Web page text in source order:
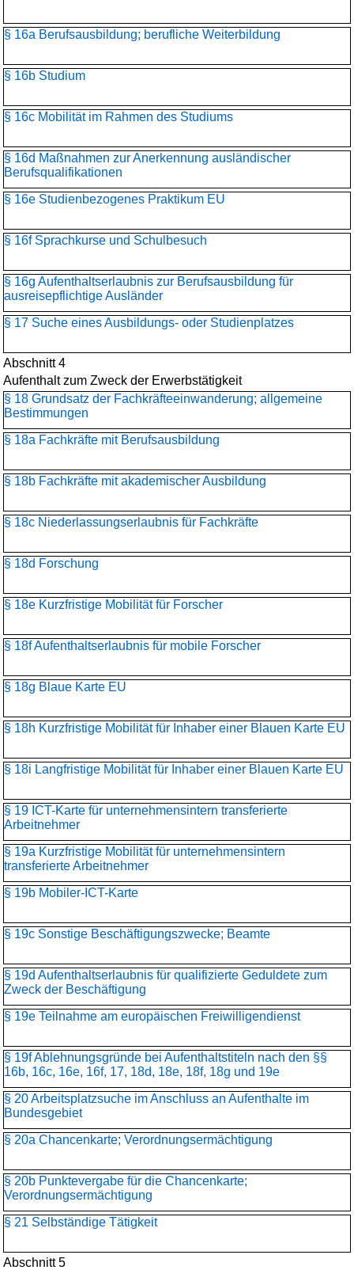
§ 16a Berufsausbildung; berufliche Weiterbildung
§ 16b Studium
§ 16c Mobilität im Rahmen des Studiums
§ 16d Maßnahmen zur Anerkennung ausländischer
Berufsqualifikationen
§ 16e Studienbezogenes Praktikum EU
§ 16f Sprachkurse und Schulbesuch
§ 16g Aufenthaltserlaubnis zur Berufsausbildung für
ausreisepflichtige Ausländer
§ 17 Suche eines Ausbildungs- oder Studienplatzes
Abschnitt 4
Aufenthalt zum Zweck der Erwerbstätigkeit
§ 18 Grundsatz der Fachkräfteeinwanderung; allgemeine
Bestimmungen
§ 18a Fachkräfte mit Berufsausbildung
§ 18b Fachkräfte mit akademischer Ausbildung
§ 18c Niederlassungserlaubnis für Fachkräfte
§ 18d Forschung
§ 18e Kurzfristige Mobilität für Forscher
§ 18f Aufenthaltserlaubnis für mobile Forscher
§ 18g Blaue Karte EU
§ 18h Kurzfristige Mobilität für Inhaber einer Blauen Karte EU
§ 18i Langfristige Mobilität für Inhaber einer Blauen Karte EU
§ 19 ICT-Karte für unternehmensintern transferierte
Arbeitnehmer
§ 19a Kurzfristige Mobilität für unternehmensintern
transferierte Arbeitnehmer
§ 19b Mobiler-ICT-Karte
§ 19c Sonstige Beschäftigungszwecke; Beamte
§ 19d Aufenthaltserlaubnis für qualifizierte Geduldete zum
Zweck der Beschäftigung
§ 19e Teilnahme am europäischen Freiwilligendienst
§ 19f Ablehnungsgründe bei Aufenthaltstiteln nach den §§
16b, 16c, 16e, 16f, 17, 18d, 18e, 18f, 18g und 19e
§ 20 Arbeitsplatzsuche im Anschluss an Aufenthalte im
Bundesgebiet
§ 20a Chancenkarte; Verordnungsermächtigung
§ 20b Punktevergabe für die Chancenkarte;
Verordnungsermächtigung
§ 21 Selbständige Tätigkeit
Abschnitt 5